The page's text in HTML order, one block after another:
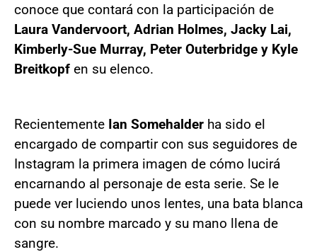
conoce que contará con la participación de
Laura Vandervoort, Adrian Holmes, Jacky Lai,
Kimberly-Sue Murray, Peter Outerbridge y Kyle
Breitkopf en su elenco.
Recientemente Ian Somehalder ha sido el
encargado de compartir con sus seguidores de
Instagram la primera imagen de cómo lucirá
encarnando al personaje de esta serie. Se le
puede ver luciendo unos lentes, una bata blanca
con su nombre marcado y su mano llena de
sangre.